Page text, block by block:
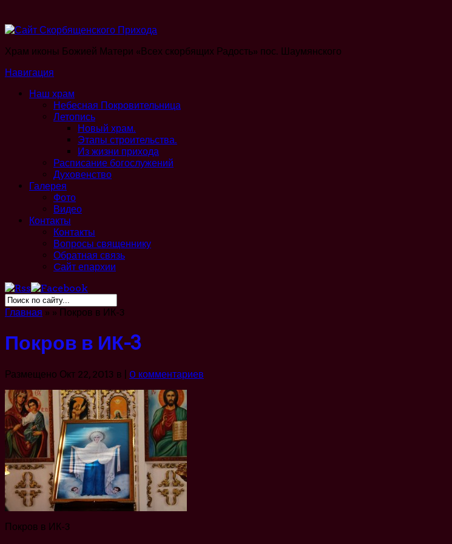
Храм иконы Божией Матери «Всех скорбящих Радость» пос. Шаумянского
Навигация
Наш храм
Небесная Покровительница
Летопись
Новый храм.
Этапы строительства.
Из жизни прихода
Расписание богослужений
Духовенство
Галерея
Фото
Видео
Контакты
Контакты
Вопросы священнику
Обратная связь
Cайт епархии
Главная » » Покров в ИК-3
Покров в ИК-3
Размещено Окт 22, 2013 в | 0 комментариев
Покров в ИК-3